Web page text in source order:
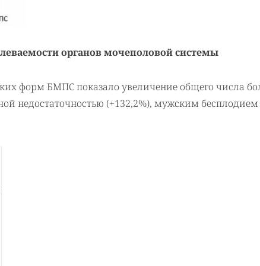
органов мочеполовой системы
форм БМПС показало увеличение общего числа
недостаточностью (+132,2%), мужским бесплодием